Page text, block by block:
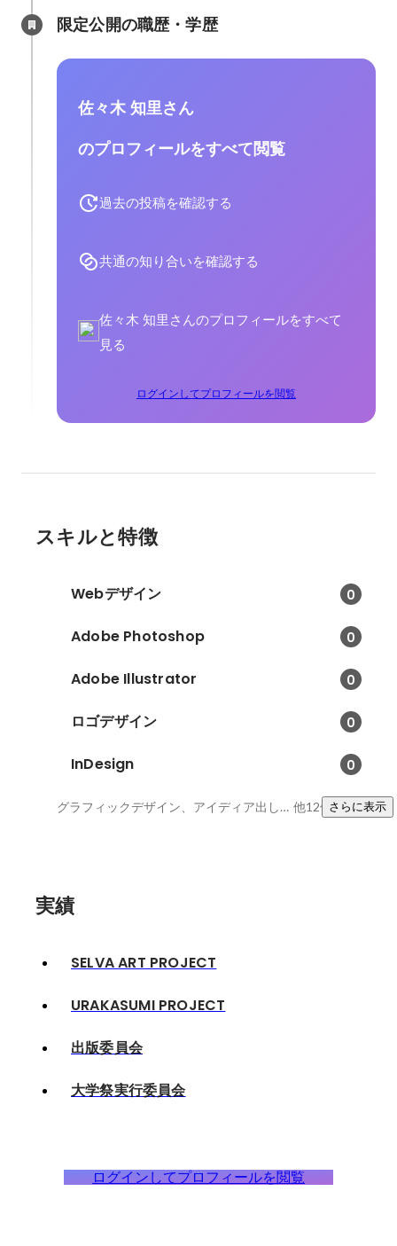
限定公開の職歴・学歴
佐々木 知里さん
のプロフィールをすべて閲覧
過去の投稿を確認する
共通の知り合いを確認する
佐々木 知里さんのプロフィールをすべて
見る
ログインしてプロフィールを閲覧
スキルと特徴
Webデザイン 0
Adobe Photoshop 0
Adobe Illustrator 0
ロゴデザイン 0
InDesign 0
グラフィックデザイン、アイディア出し、ラフ書き 他12件さらに表示
実績
SELVA ART PROJECT
URAKASUMI PROJECT
出版委員会
大学祭実行委員会
ログインしてプロフィールを閲覧